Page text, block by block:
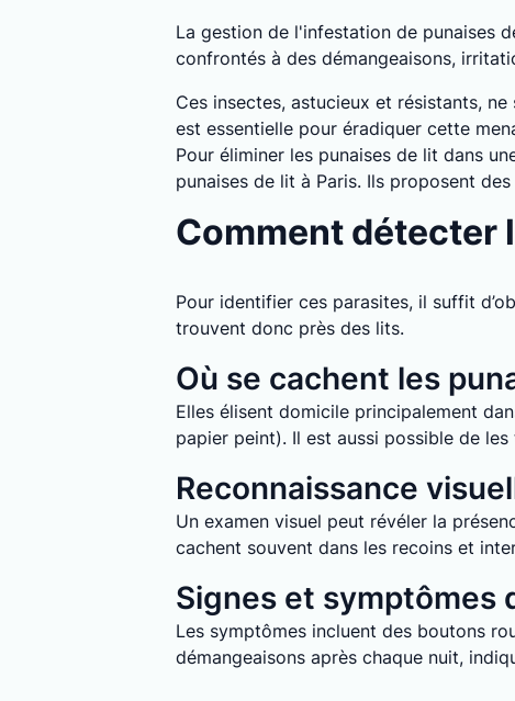
La gestion de l'infestation de punaises
confrontés à des démangeaisons,
Ces insectes, astucieux et résistants,
est essentielle pour éradiquer cette
Pour éliminer les punaises de lit dans
punaises de lit à Paris. Ils proposent
Comment détecter
Pour identifier ces parasites, il suffit
trouvent donc près des lits.
Où se cachent les
Elles élisent domicile principalement
papier peint). Il est aussi possible de
Reconnaissance
Un examen visuel peut révéler la
cachent souvent dans les recoins et
Signes et symptômes
Les symptômes incluent des boutons
démangeaisons après chaque nuit,